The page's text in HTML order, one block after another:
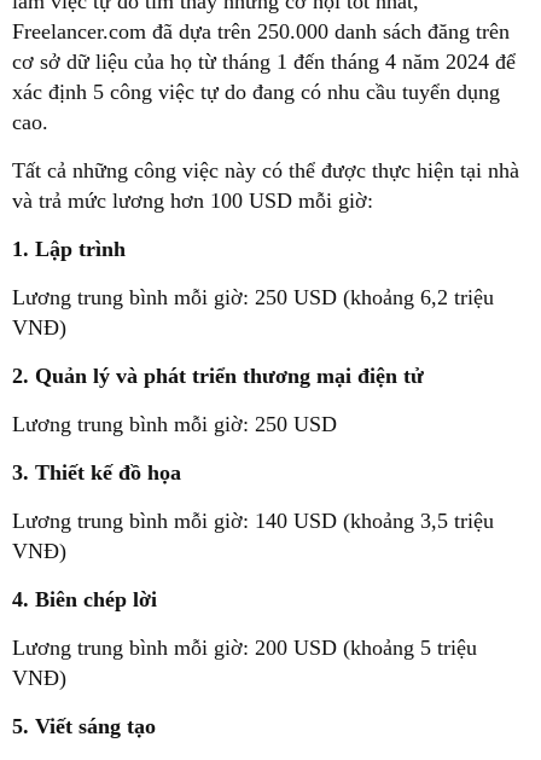
Freelancer.com đã dựa trên 250.000 danh sách đăng trên
cơ sở dữ liệu của họ từ tháng 1 đến tháng 4 năm 2024 để
xác định 5 công việc tự do đang có nhu cầu tuyển dụng
cao.
Tất cả những công việc này có thể được thực hiện tại nhà
và trả mức lương hơn 100 USD mỗi giờ:
1. Lập trình
Lương trung bình mỗi giờ: 250 USD (khoảng 6,2 triệu
VNĐ)
2. Quản lý và phát triển thương mại điện tử
Lương trung bình mỗi giờ: 250 USD
3. Thiết kế đồ họa
Lương trung bình mỗi giờ: 140 USD (khoảng 3,5 triệu
VNĐ)
4. Biên chép lời
Lương trung bình mỗi giờ: 200 USD (khoảng 5 triệu
VNĐ)
5. Viết sáng tạo